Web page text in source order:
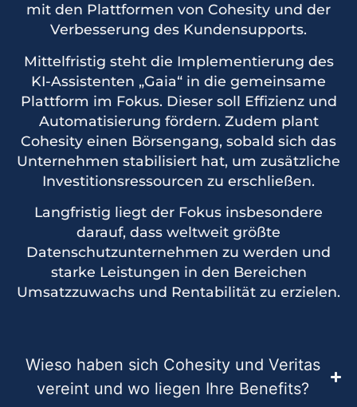
mit den Plattformen von Cohesity und der
Verbesserung des Kundensupports.
Mittelfristig steht die Implementierung des
KI-Assistenten „Gaia“ in die gemeinsame
Plattform im Fokus. Dieser soll Effizienz und
Automatisierung fördern. Zudem plant
Cohesity einen Börsengang, sobald sich das
Unternehmen stabilisiert hat, um zusätzliche
Investitionsressourcen zu erschließen.
Langfristig liegt der Fokus insbesondere
darauf, dass weltweit größte
Datenschutzunternehmen zu werden und
starke Leistungen in den Bereichen
Umsatzzuwachs und Rentabilität zu erzielen.
Wieso haben sich Cohesity und Veritas
vereint und wo liegen Ihre Benefits?